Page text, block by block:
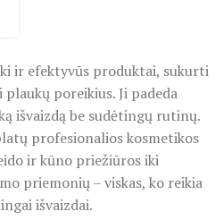
ir efektyvūs produktai, sukurti
poreikius. Ji padeda
išvaizdą be sudėtingų rutinų.
profesionalios kosmetikos
ir kūno priežiūros iki
priemonių – viskas, ko reikia
išvaizdai.